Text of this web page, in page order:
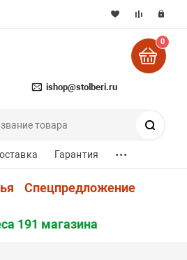
ishop@stolberi.ru
0
Гарантия ...
Спецпредложение
191 магазина